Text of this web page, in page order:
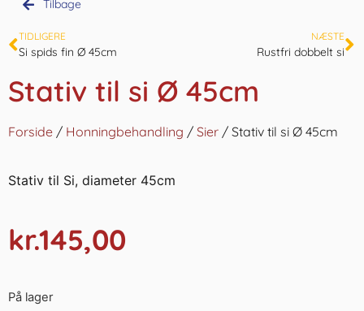
Tilbage
TIDLIGERE
Si spids fin Ø 45cm
NÆSTE
Rustfri dobbelt si
Stativ til si Ø 45cm
Forside / Honningbehandling / Sier / Stativ til si Ø 45cm
Stativ til Si, diameter 45cm
kr.145,00
På lager